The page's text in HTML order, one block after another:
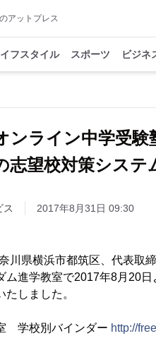
アットプレス
フスタイル スポーツ ビジネ
ンライン中学受
志望校対策シス
ス 2017年8月31日 09:30
川県横浜市都筑区、代表取
ム進学教室で2017年8月20
しました。
学校別バインダー http://